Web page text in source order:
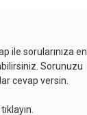
ile sorularınıza en
Sorunuzu
cevap versin.
tıklayın.